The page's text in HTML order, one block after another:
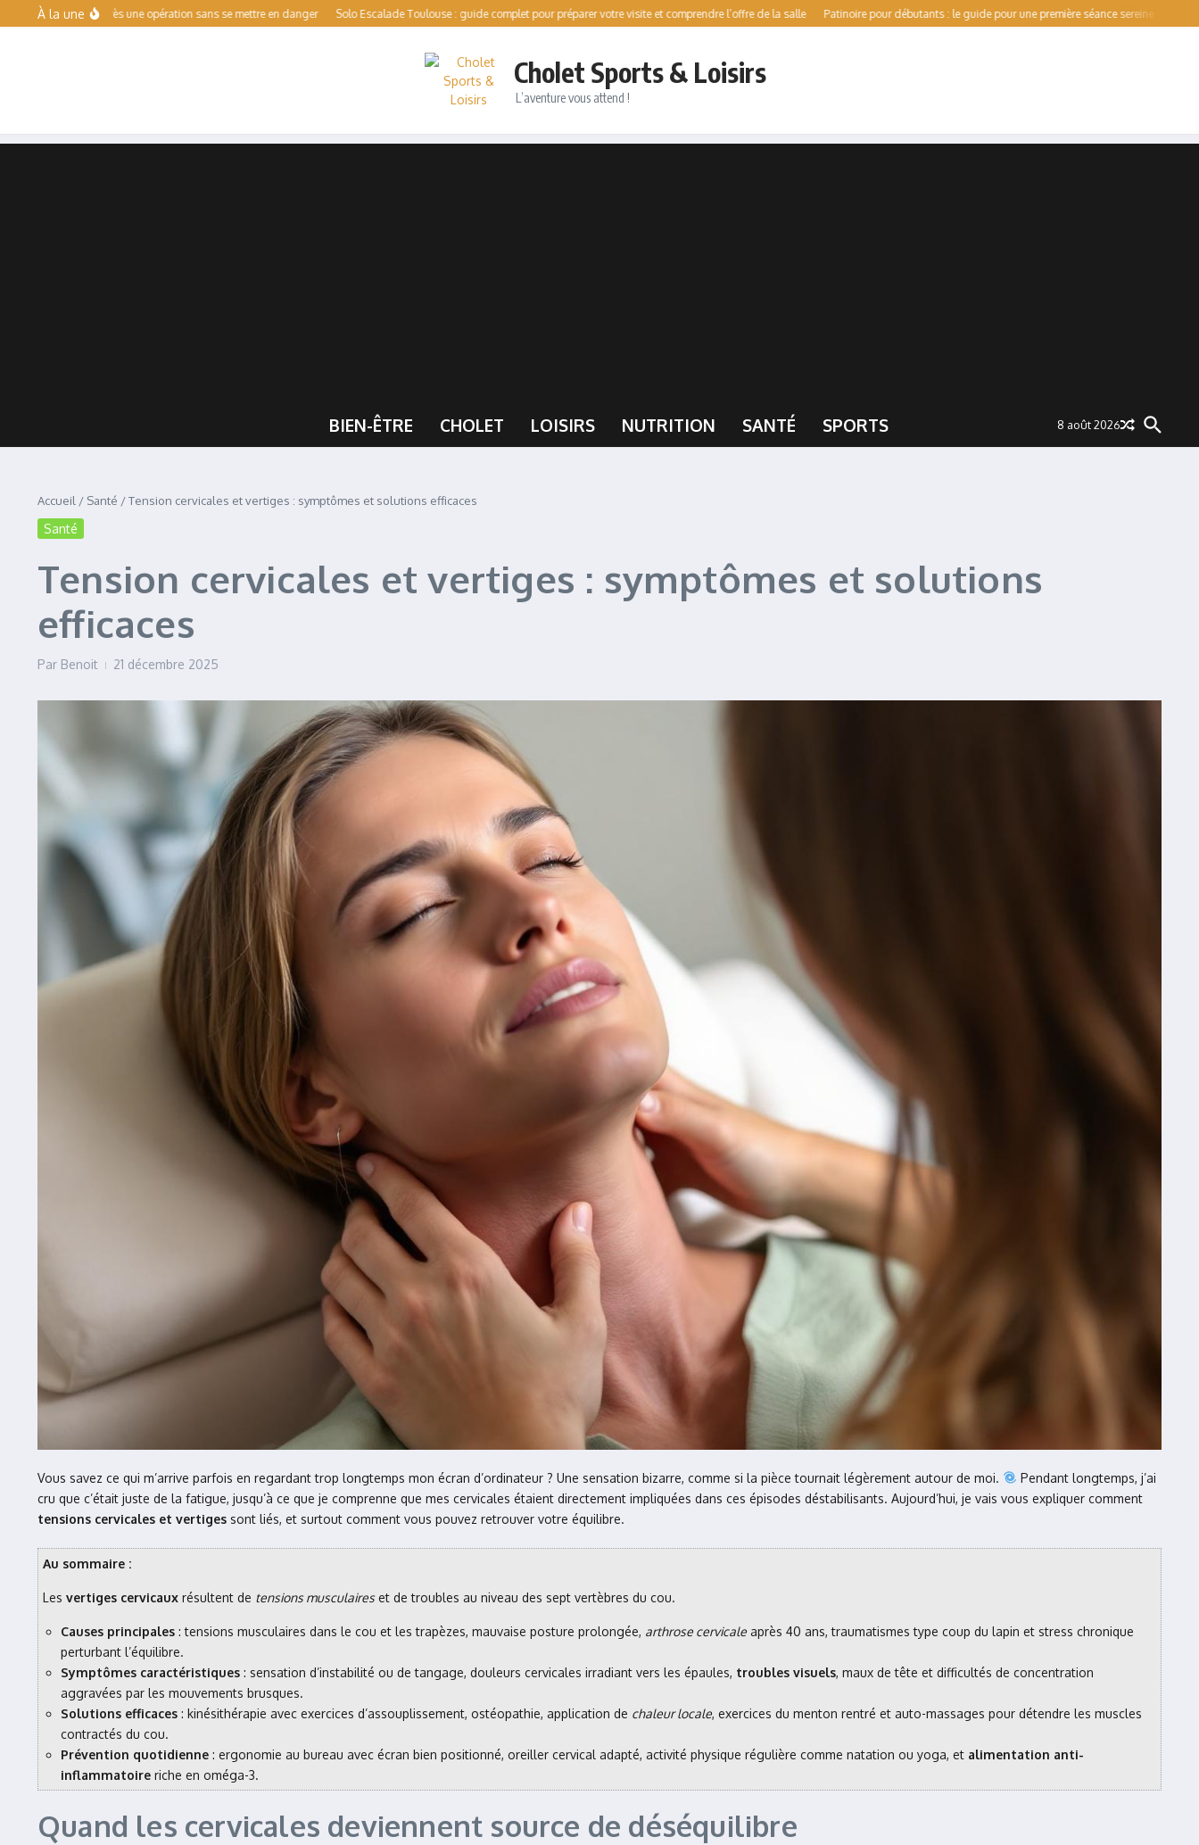
Aller au contenu
À la une
le sport après une opération sans se mettre en danger Solo Escalade Toulouse : guide complet pour préparer votre visite et comprendre l’offre de la salle Patinoire pour débutants : le guide pour une première séance sereine Val de
Cholet Sports & Loisirs
L’aventure vous attend !
BIEN-ÊTRE CHOLET LOISIRS NUTRITION SANTÉ SPORTS 8 août 2026
Accueil / Santé /Tension cervicales et vertiges : symptômes et solutions efficaces
Santé
Tension cervicales et vertiges : symptômes et solutions
efficaces
Par Benoit 21 décembre 2025
Vous savez ce qui m’arrive parfois en regardant trop longtemps mon écran d’ordinateur ? Une sensation bizarre, comme si la pièce tournait légèrement autour de moi.
Pendant longtemps, j’ai
cru que c’était juste de la fatigue, jusqu’à ce que je comprenne que mes cervicales étaient directement impliquées dans ces épisodes déstabilisants. Aujourd’hui, je vais vous expliquer comment
tensions cervicales et vertiges sont liés, et surtout comment vous pouvez retrouver votre équilibre.
Au sommaire :
Les vertiges cervicaux résultent de tensions musculaireset de troubles au niveau des sept vertèbres du cou.
Causes principales : tensions musculaires dans le cou et les trapèzes, mauvaise posture prolongée, arthrose cervicaleaprès 40 ans, traumatismes type coup du lapin et stress chronique
perturbant l’équilibre.
Symptômes caractéristiques : sensation d’instabilité ou de tangage, douleurs cervicales irradiant vers les épaules, troubles visuels, maux de tête et difficultés de concentration
aggravées par les mouvements brusques.
Solutions efficaces : kinésithérapie avec exercices d’assouplissement, ostéopathie, application de chaleur locale, exercices du menton rentré et auto-massages pour détendre les muscles
contractés du cou.
Prévention quotidienne : ergonomie au bureau avec écran bien positionné, oreiller cervical adapté, activité physique régulière comme natation ou yoga, et alimentation anti-
inflammatoire riche en oméga-3.
Quand les cervicales deviennent source de déséquilibre